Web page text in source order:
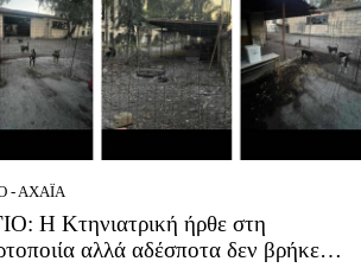
- ΑΧΑΪ́Α
Η Κτηνιατρική ήρθε στη
αλλά αδέσποτα δεν βρήκε…